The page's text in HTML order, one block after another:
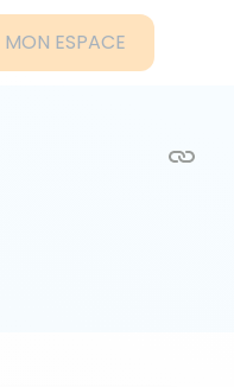
MON ESPACE